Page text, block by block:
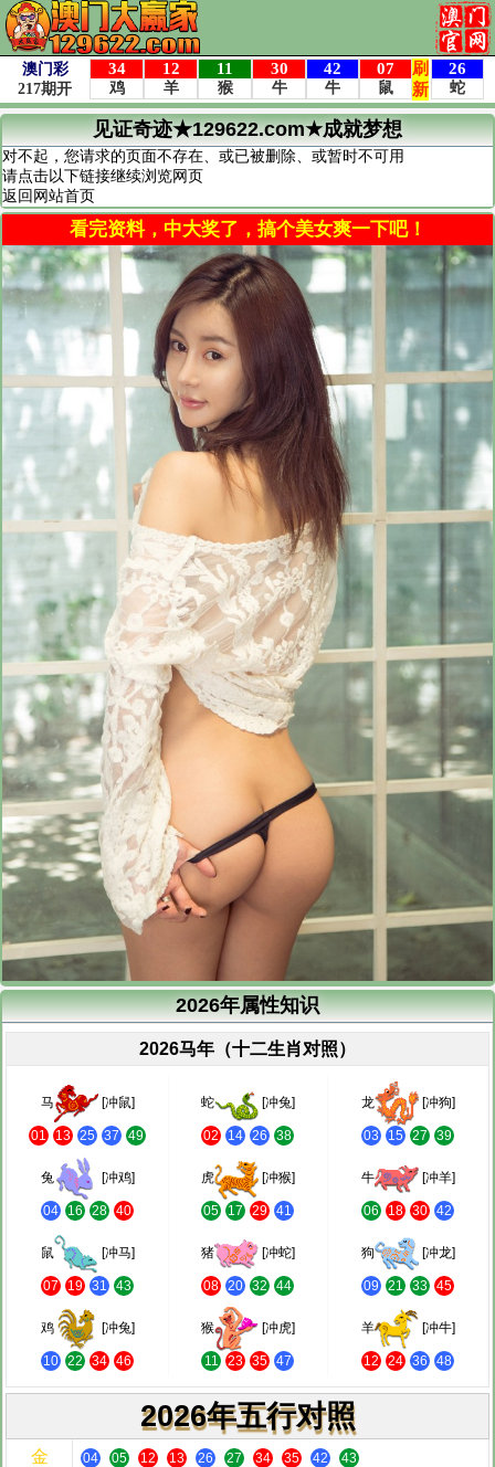
见证奇迹★129622.com★成就梦想
对不起，您请求的页面不存在、或已被删除、或暂时不可用
请点击以下链接继续浏览网页
返回网站首页
看完资料，中大奖了，搞个美女爽一下吧！
2026年属性知识
2026马年（十二生肖对照）
马 [冲鼠]
01 13 25 37 49
蛇 [冲兔]
02 14 26 38
龙 [冲狗]
03 15 27 39
兔 [冲鸡]
04 16 28 40
虎 [冲猴]
05 17 29 41
牛 [冲羊]
06 18 30 42
鼠 [冲马]
07 19 31 43
猪 [冲蛇]
08 20 32 44
狗 [冲龙]
09 21 33 45
鸡 [冲兔]
10 22 34 46
猴 [冲虎]
11 23 35 47
羊 [冲牛]
12 24 36 48
2026年五行对照
金 04 05 12 13 26 27 34 35 42 43